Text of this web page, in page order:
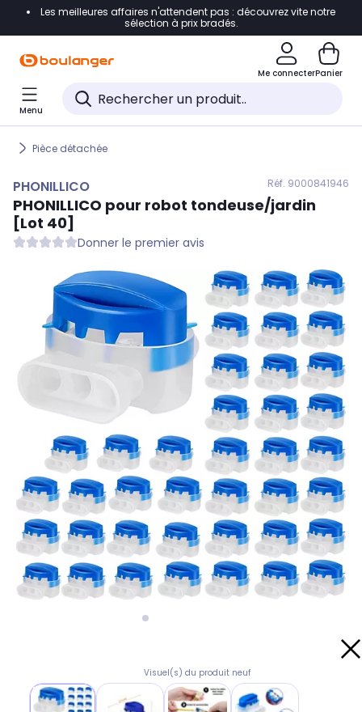
Accéder directement à la navigation
Accéder directement au pied de page
Accéder directement au chatbot
Les meilleures affaires n'attendent pas : découvrez vite notre
sélection à prix bradés.
Me connecterPanier
Menu
Pièce détachée
PHONILLICO Réf. 9000841946
PHONILLICO pour robot tondeuse/jardin
[Lot 40]
Donner le premier avis
Visuel(s) du produit neuf